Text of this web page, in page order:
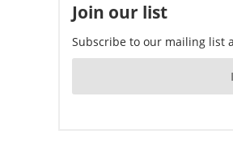
Join our list
Subscribe to our mailing list